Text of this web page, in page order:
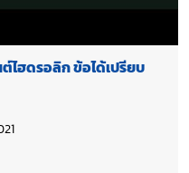
ฮดรอลิก ข้อได้เปรียบ